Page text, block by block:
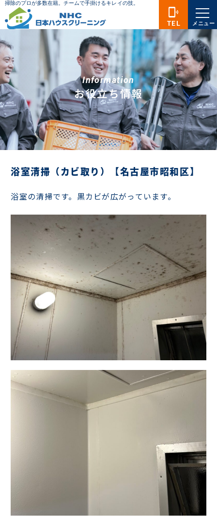
Information
お役立ち情報
浴室清掃（カビ取り）【名古屋市昭和区】
浴室の清掃です。黒カビが広がっています。
phonelink_ring
TEL メニュー